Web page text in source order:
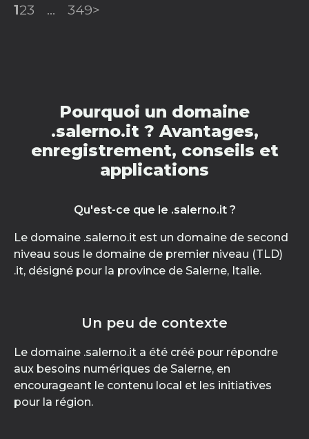
123 ... 349>
Pourquoi un domaine
.salerno.it ? Avantages,
enregistrement, conseils et
applications
Qu'est-ce que le .salerno.it ?
Le domaine .salerno.it est un domaine de second
niveau sous le domaine de premier niveau (TLD)
.it, désigné pour la province de Salerne, Italie.
Un peu de contexte
Le domaine .salerno.it a été créé pour répondre
aux besoins numériques de Salerne, en
encourageant le contenu local et les initiatives
pour la région.